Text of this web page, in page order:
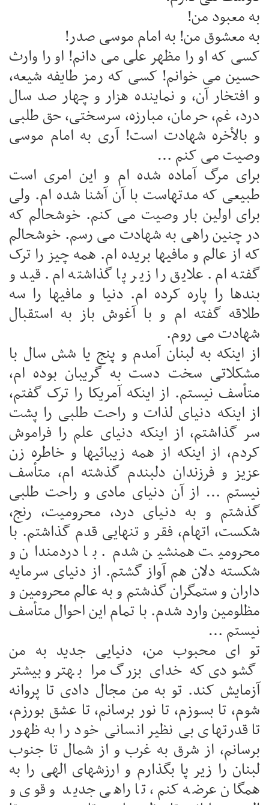
به معبود من!
به معشوق من! به امام موسی صدر!
کسی که او را مظهر علی می دانم! او را وارث
حسین می خوانم! کسی که رمز طایفه شیعه،
و افتخار آن، و نماینده هزار و چهار صد سال
درد، غم، حرمان، مبارزه، سرسختی، حق طلبی
و بالأخره شهادت است! آری به امام موسی
وصیت می کنم …
برای مرگ آماده شده ام و این امری است
طبیعی که مدتهاست با آن آشنا شده ام. ولی
برای اولین بار وصیت می کنم. خوشحالم که
در چنین راهی به شهادت می رسم. خوشحالم
که از عالم و مافیها بریده ام. همه چیز را ترک
گفته ام. علایق را زیر پا گذاشته ام. قید و
بندها را پاره کرده ام. دنیا و مافیها را سه
طلاقه گفته ام و با آغوش باز به استقبال
شهادت می روم.
از اینکه به لبنان آمدم و پنج یا شش سال با
مشکلاتی سخت دست به گریبان بوده ام،
متأسف نیستم. از اینکه آمریکا را ترک گفتم،
از اینکه دنیای لذات و راحت طلبی را پشت
سر گذاشتم، از اینکه دنیای علم را فراموش
کردم، از اینکه از همه زیبائیها و خاطره زن
عزیز و فرزندان دلبندم گذشته ام، متأسف
نیستم … از آن دنیای مادی و راحت طلبی
گذشتم و به دنیای درد، محرومیت، رنج،
شکست، اتهام، فقر و تنهایی قدم گذاشتم. با
محرومیت همنشین شدم. با دردمندان و
شکسته دلان هم آواز گشتم. از دنیای سرمایه
داران و ستمگران گذشتم و به عالم محرومین و
مظلومین وارد شدم. با تمام این احوال متأسف
نیستم …
تو ای محبوب من، دنیایی جدید به من
گشودی که خدای بزرگ مرا بهتر و بیشتر
آزمایش کند. تو به من مجال دادی تا پروانه
شوم، تا بسوزم، تا نور برسانم، تا عشق بورزم،
تا قدرتهای بی نظیر انسانی خود را به ظهور
برسانم، از شرق به غرب و از شمال تا جنوب
لبنان را زیر پا بگذارم و ارزشهای الهی را به
همگان عرضه کنم، تا راهی جدید و قوی و